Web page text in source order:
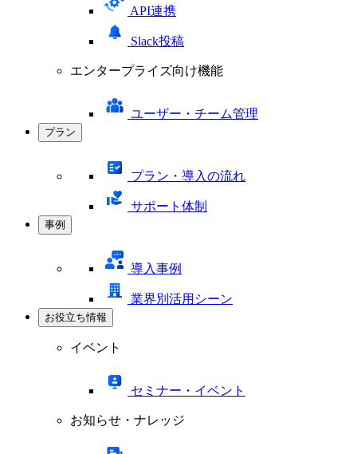
API連携
Slack投稿
エンタープライズ向け機能
ユーザー・チーム管理
プラン
プラン・導入の流れ
サポート体制
事例
導入事例
業界別活用シーン
お役立ち情報
イベント
セミナー・イベント
お知らせ・ナレッジ